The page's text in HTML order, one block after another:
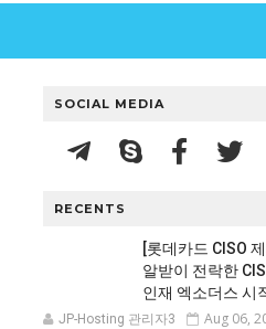
SOCIAL MEDIA
RECENTS
[롯데카드 CISO
알받이 전락한
인재 엑소더스 시
JP-Hosting 관리자3 Aug 06,